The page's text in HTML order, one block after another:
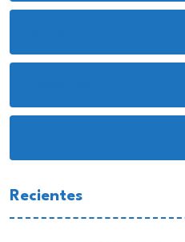
Recientes